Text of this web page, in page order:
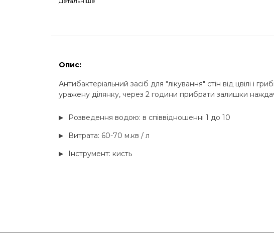
Опис:
Антибактеріальний засіб для "лікування" стін від цвілі і
уражену ділянку, через 2 години прибрати залишки
Розведення водою: в співвідношенні 1 до 10
Витрата: 60-70 м.кв / л
Інструмент: кисть